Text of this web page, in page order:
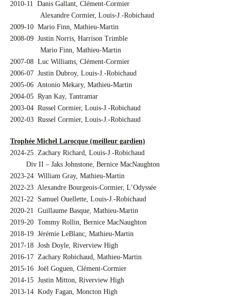
2010-11 Danis Gallant, Clément-Cormier
Alexandre Cormier, Louis-J.-Robichaud
2009-10 Mario Finn, Mathieu-Martin
2008-09 Justin Norris, Harrison Trimble
Mario Finn, Mathieu-Martin
2007-08 Luc Williams, Clément-Cormier
2006-07 Justin Dubroy, Louis-J.-Robichaud
2005-06 Antonio Mekary, Mathieu-Martin
2004-05 Ryan Kay, Tantramar
2003-04 Russel Cormier, Louis-J.-Robichaud
2002-03 Russel Cormier, Louis-J.-Robichaud
Trophée Michel Larocque (meilleur gardien)
2024-25 Zachary Richard, Louis-J.-Robichaud
Div II – Jaks Johnstone, Bernice MacNaughton
2023-24 William Gray, Mathieu-Martin
2022-23 Alexandre Bourgeois-Cormier, L’Odyssée
2021-22 Samuel Ouellette, Louis-J.-Robichaud
2020-21 Guillaume Basque, Mathieu-Martin
2019-20 Tommy Rollin, Bernice MacNaughton
2018-19 Jérémie LeBlanc, Mathieu-Martin
2017-18 Josh Doyle, Riverview High
2016-17 Zachary Robichaud, Mathieu-Martin
2015-16 Joël Goguen, Clément-Cormier
2014-15 Justin Mitton, Riverview High
2013-14 Kody Fagan, Moncton High